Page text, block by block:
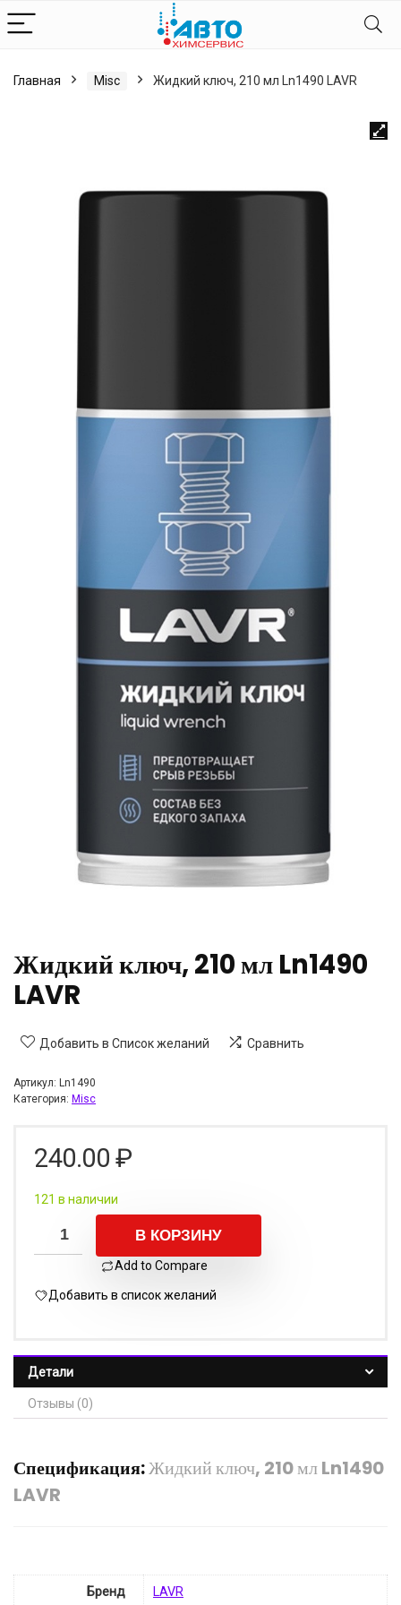
Главная Misc Жидкий ключ, 210 мл Ln1490 LAVR
Жидкий ключ, 210 мл Ln1490
LAVR
Добавить в Список желаний Сравнить
Артикул: Ln1490
Категория: Misc
240.00 ₽
121 в наличии
В КОРЗИНУ
Add to Compare
Добавить в список желаний
Детали
Отзывы (0)
Спецификация:Жидкий ключ, 210 мл Ln1490
LAVR
Бренд LAVR